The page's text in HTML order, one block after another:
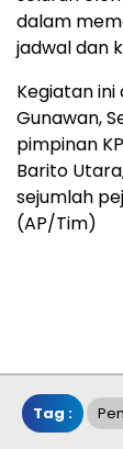
dalam
jadwal dan
Kegiatan ini
Gunawan,
pimpinan
Barito
sejumlah
(AP/Tim)
Tag :